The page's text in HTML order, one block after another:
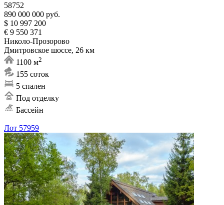
58752
890 000 000 руб.
$ 10 997 200
€ 9 550 371
Николо-Прозорово
Дмитровское шоссе, 26 км
1100 м2
155 соток
5 спален
Под отделку
Бассейн
Лот 57959